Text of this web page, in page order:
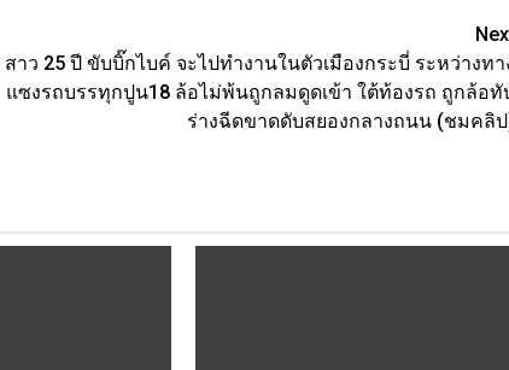
สาว 25 ปี ขับบิ๊กไบค์ จะไปทำงานในตัวเมืองกระบี่ ระหว่างทา
แซงรถบรรทุกปูน18 ล้อไม่พ้นถูกลมดูดเข้า ใต้ท้องรถ ถูกล้อทั
ร่างฉีดขาดดับสยองกลางถนน (ชมคลิ